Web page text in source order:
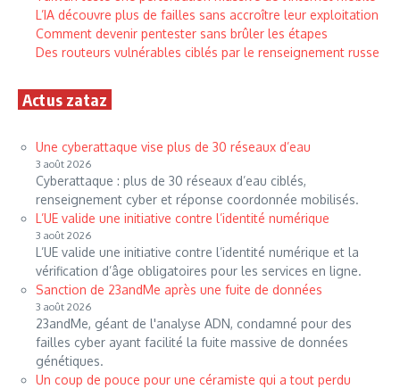
L’IA découvre plus de failles sans accroître leur exploitation
Comment devenir pentester sans brûler les étapes
Des routeurs vulnérables ciblés par le renseignement russe
Actus zataz
Une cyberattaque vise plus de 30 réseaux d’eau
3 août 2026
Cyberattaque : plus de 30 réseaux d’eau ciblés,
renseignement cyber et réponse coordonnée mobilisés.
L’UE valide une initiative contre l’identité numérique
3 août 2026
L’UE valide une initiative contre l’identité numérique et la
vérification d’âge obligatoires pour les services en ligne.
Sanction de 23andMe après une fuite de données
3 août 2026
23andMe, géant de l'analyse ADN, condamné pour des
failles cyber ayant facilité la fuite massive de données
génétiques.
Un coup de pouce pour une céramiste qui a tout perdu